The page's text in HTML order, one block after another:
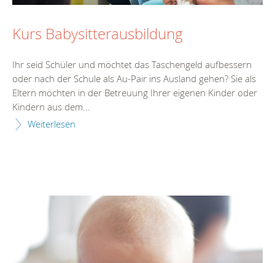
Kurs Babysitterausbildung
Ihr seid Schüler und möchtet das Taschengeld aufbessern
oder nach der Schule als Au-Pair ins Ausland gehen? Sie als
Eltern möchten in der Betreuung Ihrer eigenen Kinder oder
Kindern aus dem...
Weiterlesen